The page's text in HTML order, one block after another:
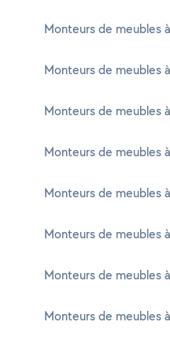
Monteurs de meubles
Monteurs de meubles
Monteurs de meubles
Monteurs de meubles
Monteurs de meubles
Monteurs de meubles
Monteurs de meubles
Monteurs de meubles